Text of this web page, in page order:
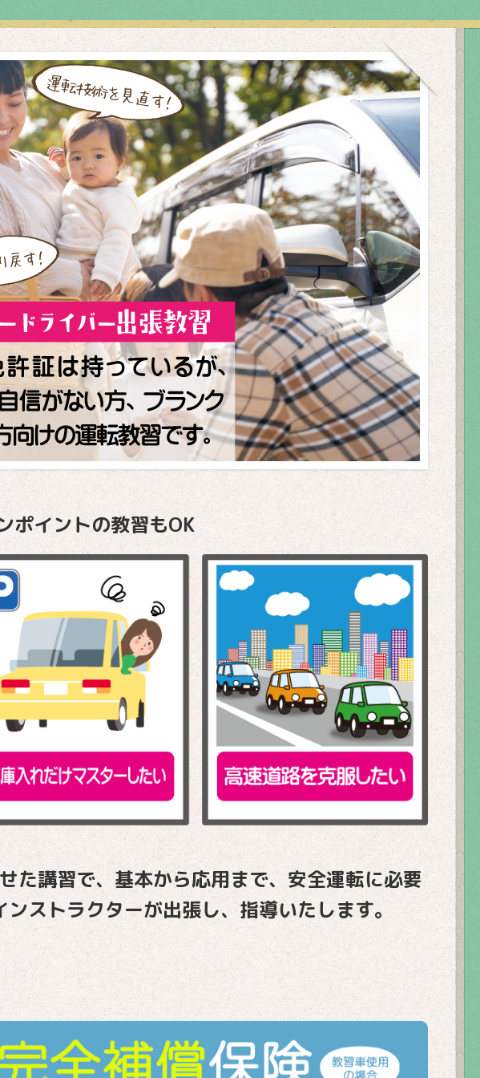
ポイントの教習もOK
た講習で、基本から応用まで、安全運転に必要
ンストラクターが出張し、指導いたします。